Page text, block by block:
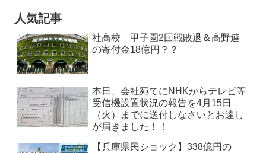
人気記事
社高校 甲子園2回戦敗退＆高野連
の寄付金18億円？？
本日、会社宛てにNHKからテレビ等
受信機設置状況の報告を4月15日
（火）までに送付しなさいとお達し
が届きました！！
【兵庫県民ショック】338億円の